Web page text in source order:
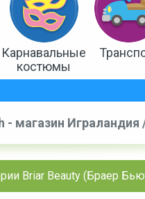
Карнавальные
костюмы
магазин Играландия
Briar Beauty (Браер